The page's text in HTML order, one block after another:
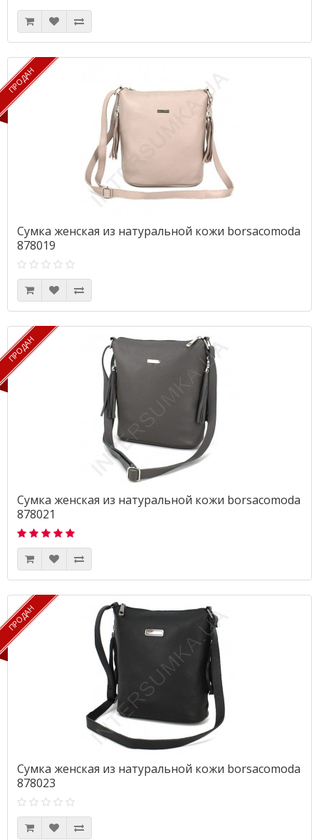
ПРОДАН
ПРОДАН
Сумка женская из натуральной кожи borsacomoda
878019
ПРОДАН
ПРОДАН
Сумка женская из натуральной кожи borsacomoda
878021
ПРОДАН
ПРОДАН
Сумка женская из натуральной кожи borsacomoda
878023